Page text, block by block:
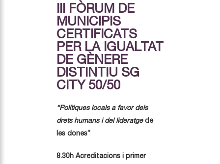
III FÒRUM DE
MUNICIPIS
CERTIFICATS
PER LA IGUALTAT
DE GÈNERE
DISTINTIU SG
CITY 50/50
“Polítiques locals a favor dels
drets humans i del lideratgede
les dones”
8.30h Acreditacions i primer